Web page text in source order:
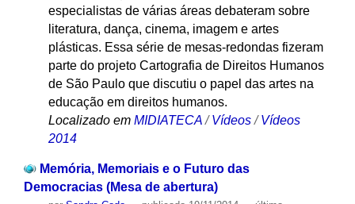
especialistas de várias áreas debateram sobre
literatura, dança, cinema, imagem e artes
plásticas. Essa série de mesas-redondas fizeram
parte do projeto Cartografia de Direitos Humanos
de São Paulo que discutiu o papel das artes na
educação em direitos humanos.
Localizado em MIDIATECA /Vídeos /Vídeos
2014
Memória, Memoriais e o Futuro das
Democracias (Mesa de abertura)